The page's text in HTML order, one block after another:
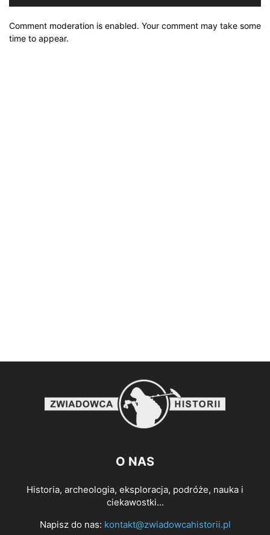
Comment moderation is enabled. Your comment may take some
time to appear.
O NAS
Historia, archeologia, eksploracja, podróże, nauka i
ciekawostki...
Napisz do nas: kontakt@zwiadowcahistorii.pl